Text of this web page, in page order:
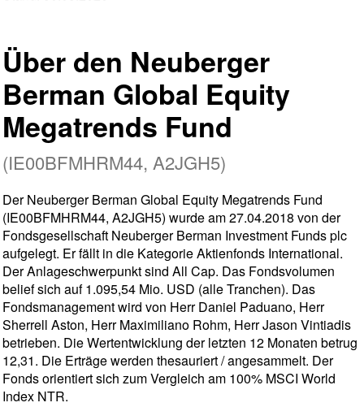
Über den Neuberger
Berman Global Equity
Megatrends Fund
(IE00BFMHRM44, A2JGH5)
Der Neuberger Berman Global Equity Megatrends Fund
(IE00BFMHRM44, A2JGH5) wurde am 27.04.2018 von der
Fondsgesellschaft Neuberger Berman Investment Funds plc
aufgelegt. Er fällt in die Kategorie Aktienfonds International.
Der Anlageschwerpunkt sind All Cap. Das Fondsvolumen
belief sich auf 1.095,54 Mio. USD (alle Tranchen). Das
Fondsmanagement wird von Herr Daniel Paduano, Herr
Sherrell Aston, Herr Maximiliano Rohm, Herr Jason Vintiadis
betrieben. Die Wertentwicklung der letzten 12 Monaten betrug
12,31. Die Erträge werden thesauriert / angesammelt. Der
Fonds orientiert sich zum Vergleich am 100% MSCI World
Index NTR.